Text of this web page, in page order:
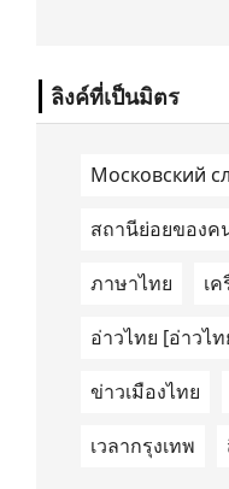
ลิงค์ที่เป็นมิตร
Московский
สถานีย่อยของค
ภาษาไทย เ
อ่าวไทย [อ่าวไท
ข่าวเมืองไทย
เวลากรุงเทพ